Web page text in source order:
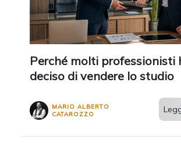
Perché molti professionisti
deciso di vendere lo studio
MARIO ALBERTO
CATAROZZO